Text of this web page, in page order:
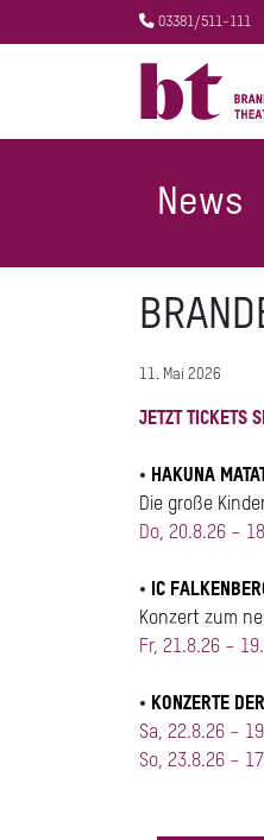
03381/511-111
News
11. Mai 2026
JETZT TICKETS
• HAKUNA
Die große
Do, 20.8.26 –
• IC
Konzert zum
Fr, 21.8.26 –
• KONZERTE
Sa, 22.8.26 –
So, 23.8.26 –